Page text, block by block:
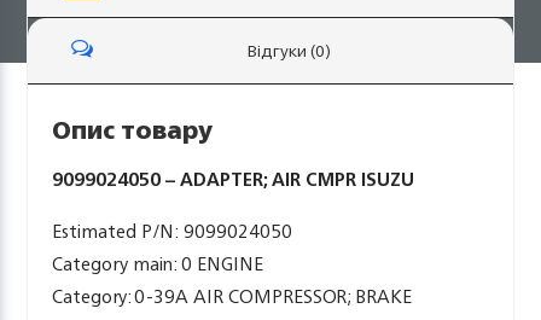
Відгуки (0)
Опис товару
9099024050 – ADAPTER; AIR CMPR ISUZU
Estimated P/N: 9099024050
Category main: 0 ENGINE
Category: 0-39A AIR COMPRESSOR; BRAKE